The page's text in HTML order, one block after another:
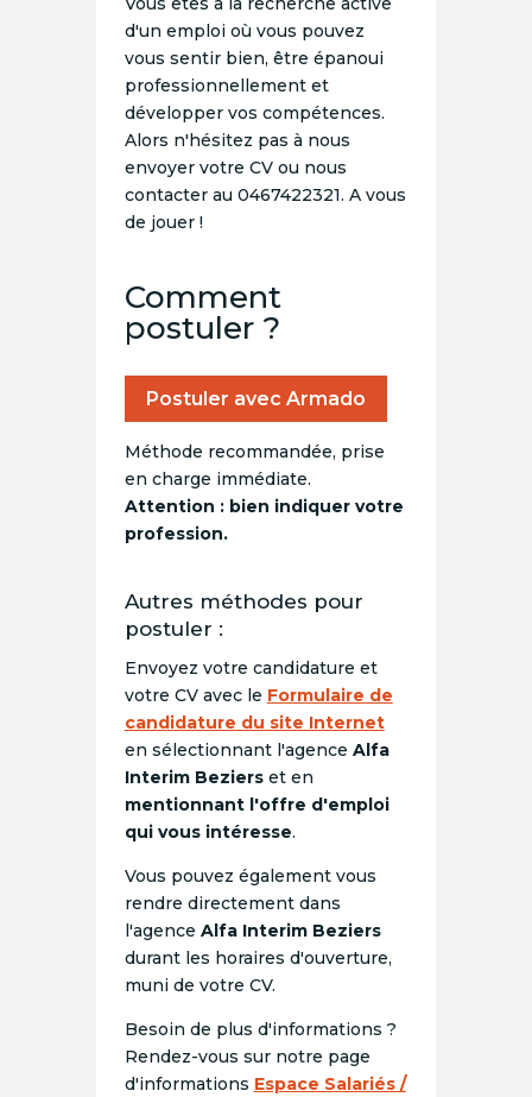
d'un emploi où vous pouvez
vous sentir bien, être épanoui
professionnellement et
développer vos compétences.
Alors n'hésitez pas à nous
envoyer votre CV ou nous
contacter au 0467422321. A vous
de jouer !
Comment
postuler ?
Postuler avec Armado
Méthode recommandée, prise
en charge immédiate.
Attention : bien indiquer votre
profession.
Autres méthodes pour
postuler :
Envoyez votre candidature et
votre CV avec le Formulaire de
candidature du site Internet
en sélectionnant l'agence Alfa
Interim Bezierset en
mentionnant l'offre d'emploi
qui vous intéresse.
Vous pouvez également vous
rendre directement dans
l'agence Alfa Interim Beziers
durant les horaires d'ouverture,
muni de votre CV.
Besoin de plus d'informations ?
Rendez-vous sur notre page
d'informations Espace Salariés /